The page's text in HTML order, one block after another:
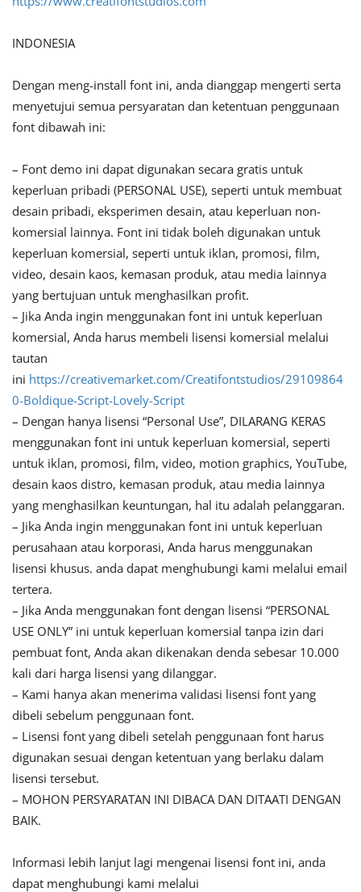
INDONESIA
Dengan meng-install font ini, anda dianggap mengerti serta
menyetujui semua persyaratan dan ketentuan penggunaan
font dibawah ini:
– Font demo ini dapat digunakan secara gratis untuk
keperluan pribadi (PERSONAL USE), seperti untuk membuat
desain pribadi, eksperimen desain, atau keperluan non-
komersial lainnya. Font ini tidak boleh digunakan untuk
keperluan komersial, seperti untuk iklan, promosi, film,
video, desain kaos, kemasan produk, atau media lainnya
yang bertujuan untuk menghasilkan profit.
– Jika Anda ingin menggunakan font ini untuk keperluan
komersial, Anda harus membeli lisensi komersial melalui
tautan
ini https://creativemarket.com/Creatifontstudios/29109864
0-Boldique-Script-Lovely-Script
– Dengan hanya lisensi “Personal Use”, DILARANG KERAS
menggunakan font ini untuk keperluan komersial, seperti
untuk iklan, promosi, film, video, motion graphics, YouTube,
desain kaos distro, kemasan produk, atau media lainnya
yang menghasilkan keuntungan, hal itu adalah pelanggaran.
– Jika Anda ingin menggunakan font ini untuk keperluan
perusahaan atau korporasi, Anda harus menggunakan
lisensi khusus. anda dapat menghubungi kami melalui email
tertera.
– Jika Anda menggunakan font dengan lisensi “PERSONAL
USE ONLY” ini untuk keperluan komersial tanpa izin dari
pembuat font, Anda akan dikenakan denda sebesar 10.000
kali dari harga lisensi yang dilanggar.
– Kami hanya akan menerima validasi lisensi font yang
dibeli sebelum penggunaan font.
– Lisensi font yang dibeli setelah penggunaan font harus
digunakan sesuai dengan ketentuan yang berlaku dalam
lisensi tersebut.
– MOHON PERSYARATAN INI DIBACA DAN DITAATI DENGAN
BAIK.
Informasi lebih lanjut lagi mengenai lisensi font ini, anda
dapat menghubungi kami melalui